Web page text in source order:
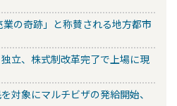
業の奇跡」と称賛される地方都市
立、株式制改革完了で上場に現
対象にマルチビザの発給開始、